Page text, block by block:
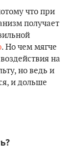
что при
получает
. Но чем мягче
на
но ведь и
и дольше